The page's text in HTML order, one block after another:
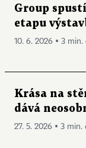
Group
etapu
10. 6. 2026 ▪ 3 min.
Krása na
dává
27. 5. 2026 ▪ 3 min.